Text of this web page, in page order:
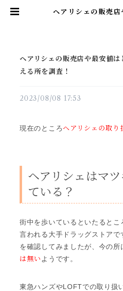
ヘアリシェの販売店
ヘアリシェの販売店や最安値
える所を調査！
2023/08/08 17:53
現在のところヘアリシェの取り
ヘアリシェはマ
ている？
街中を歩いているといたるとこ
言われる大手ドラッグストアで
を確認してみましたが、今の所
は無い ようです。
東急ハンズやLOFTでの取り扱